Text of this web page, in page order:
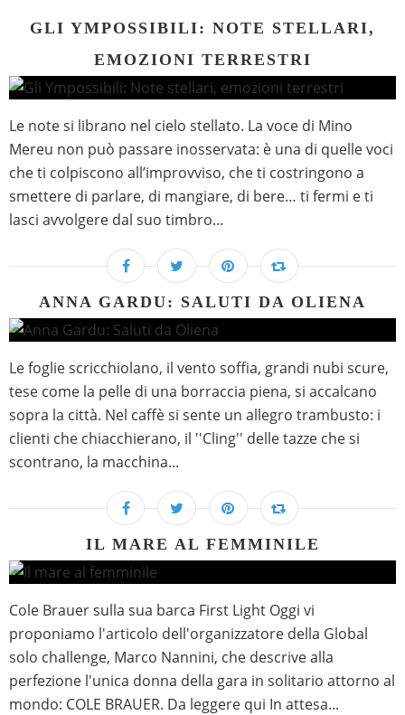
GLI YMPOSSIBILI: NOTE STELLARI,
EMOZIONI TERRESTRI
Le note si librano nel cielo stellato. La voce di Mino
Mereu non può passare inosservata: è una di quelle voci
che ti colpiscono all’improvviso, che ti costringono a
smettere di parlare, di mangiare, di bere… ti fermi e ti
lasci avvolgere dal suo timbro...
ANNA GARDU: SALUTI DA OLIENA
Le foglie scricchiolano, il vento soffia, grandi nubi scure,
tese come la pelle di una borraccia piena, si accalcano
sopra la città. Nel caffè si sente un allegro trambusto: i
clienti che chiacchierano, il ''Cling'' delle tazze che si
scontrano, la macchina...
IL MARE AL FEMMINILE
Cole Brauer sulla sua barca First Light Oggi vi
proponiamo l'articolo dell'organizzatore della Global
solo challenge, Marco Nannini, che descrive alla
perfezione l'unica donna della gara in solitario attorno al
mondo: COLE BRAUER. Da leggere qui In attesa...